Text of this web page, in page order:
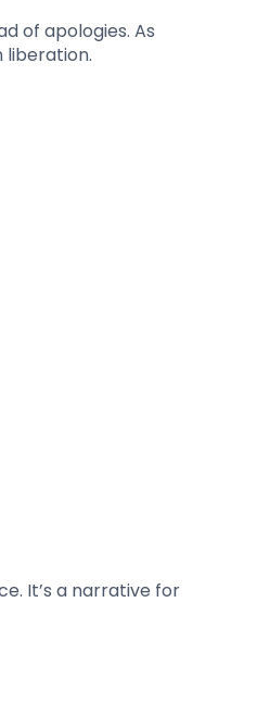
of apologies. As
liberation.
It’s a narrative for